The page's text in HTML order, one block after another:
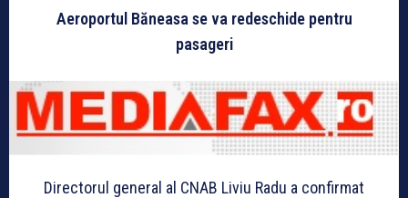
Aeroportul Băneasa se va redeschide pentru
pasageri
Directorul general al CNAB Liviu Radu a confirmat